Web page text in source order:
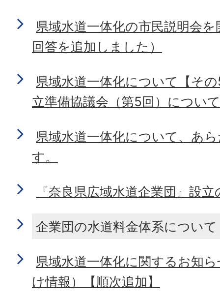
県域水道一体化の市民説明会
回答を追加しました）
県域水道一体化について【そ
立準備協議会（第5回）につい
県域水道一体化について、あ
す。
『奈良県広域水道企業団』設
企業団の水道料金体系につい
県域水道一体化に関するお知
け情報）【順次追加】